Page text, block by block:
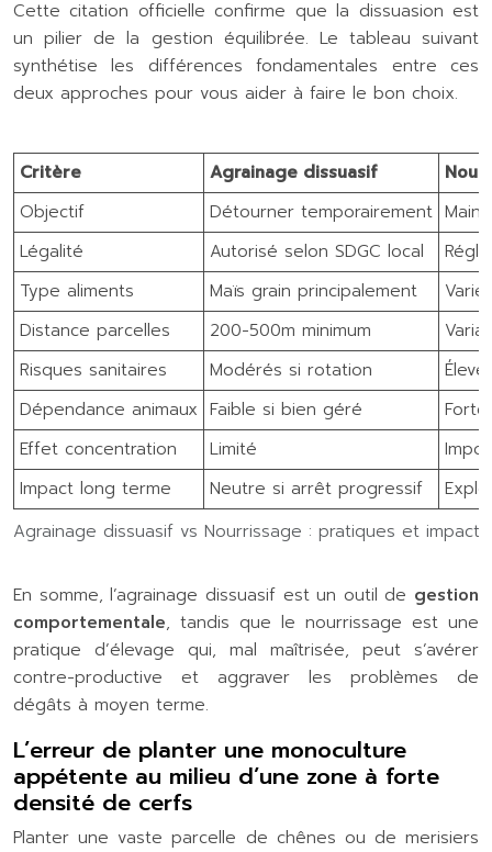
Cette citation officielle confirme que la dissuasion est
un pilier de la gestion équilibrée. Le tableau suivant
synthétise les différences fondamentales entre ces
deux approches pour vous aider à faire le bon choix.
Agrainage dissuasif vs Nourrissage : pratiques et impacts
Critère Agrainage dissuasif
Objectif
Détourner temporairement
Légalité
Autorisé selon SDGC local
Type aliments
Maïs grain principalement
Distance parcelles
200-500m minimum
Risques sanitaires
Modérés si rotation
Dépendance animaux Faible si bien géré
Forte
Effet concentration
Limité
Impact long terme
Neutre si arrêt progressif
En somme, l’agrainage dissuasif est un outil de gestion
comportementale, tandis que le nourrissage est une
pratique d’élevage qui, mal maîtrisée, peut s’avérer
contre-productive et aggraver les problèmes de
dégâts à moyen terme.
L’erreur de planter une monoculture
appétente au milieu d’une zone à forte
densité de cerfs
Planter une vaste parcelle de chênes ou de merisiers